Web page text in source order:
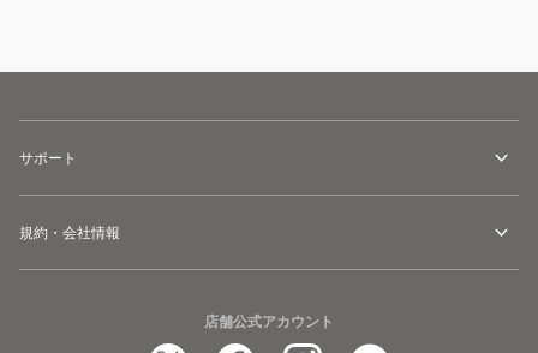
サポート
規約・会社情報
店舗公式アカウント